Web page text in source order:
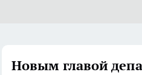
Новым главой